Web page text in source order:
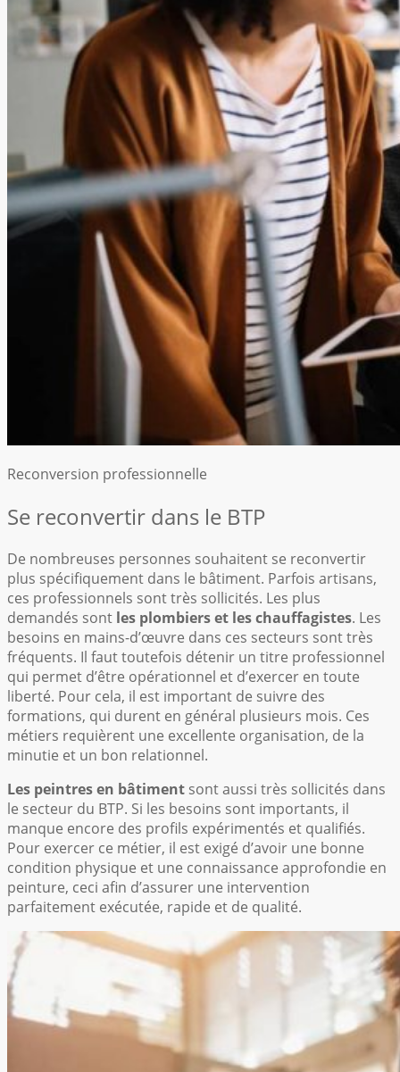
Reconversion professionnelle
Se reconvertir dans le BTP
De nombreuses personnes souhaitent se reconvertir
plus spécifiquement dans le bâtiment. Parfois artisans,
ces professionnels sont très sollicités. Les plus
demandés sont les plombiers et les chauffagistes. Les
besoins en mains-d’œuvre dans ces secteurs sont très
fréquents. Il faut toutefois détenir un titre professionnel
qui permet d’être opérationnel et d’exercer en toute
liberté. Pour cela, il est important de suivre des
formations, qui durent en général plusieurs mois. Ces
métiers requièrent une excellente organisation, de la
minutie et un bon relationnel.
Les peintres en bâtiment sont aussi très sollicités dans
le secteur du BTP. Si les besoins sont importants, il
manque encore des profils expérimentés et qualifiés.
Pour exercer ce métier, il est exigé d’avoir une bonne
condition physique et une connaissance approfondie en
peinture, ceci afin d’assurer une intervention
parfaitement exécutée, rapide et de qualité.